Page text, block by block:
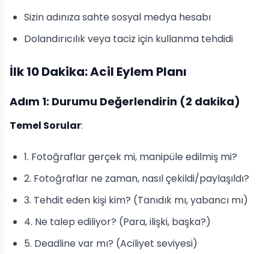
Sizin adınıza sahte sosyal medya hesabı
Dolandırıcılık veya taciz için kullanma tehdidi
İlk 10 Dakika: Acil Eylem Planı
Adım 1: Durumu Değerlendirin (2 dakika)
Temel Sorular:
1. Fotoğraflar gerçek mi, manipüle edilmiş mi?
2. Fotoğraflar ne zaman, nasıl çekildi/paylaşıldı?
3. Tehdit eden kişi kim? (Tanıdık mı, yabancı mı)
4. Ne talep ediliyor? (Para, ilişki, başka?)
5. Deadline var mı? (Aciliyet seviyesi)